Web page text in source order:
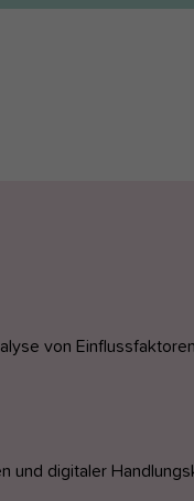
von
digitaler